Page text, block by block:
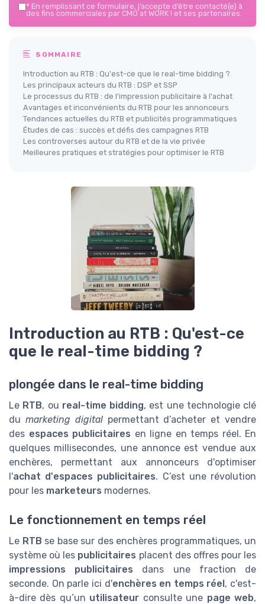
* En remplissant ce formulaire, j’accepte d’être contacté(e) à
des fins commerciales par CMO at WORK ! et ses partenaires.
SOMMAIRE
Introduction au RTB : Qu'est-ce que le real-time bidding ?
Les principaux acteurs du RTB : DSP et SSP
Le processus du RTB : de l'impression publicitaire à l'achat
Avantages et inconvénients du RTB pour les annonceurs
Tendances actuelles du RTB et publicités programmatiques
Études de cas : succès et défis des campagnes RTB
Les controverses autour du RTB et de la vie privée
Meilleures pratiques et stratégies pour optimiser le RTB
Introduction au RTB : Qu'est-ce
que le real-time bidding ?
plongée dans le real-time bidding
Le RTB, ou real-time bidding, est une technologie clé
du marketing digitalpermettant d’acheter et vendre
des espaces publicitaires en ligne en temps réel. En
quelques millisecondes, une annonce est vendue aux
enchères, permettant aux annonceurs d'optimiser
l'achat d'espaces publicitaires. C’est une révolution
pour les marketeurs modernes.
Le fonctionnement en temps réel
Le RTB se base sur des enchères programmatiques, un
système où les publicitaires placent des offres pour les
impressions publicitaires dans une fraction de
seconde. On parle ici d'enchères en temps réel, c'est-
à-dire dès qu’un utilisateur consulte une page web,